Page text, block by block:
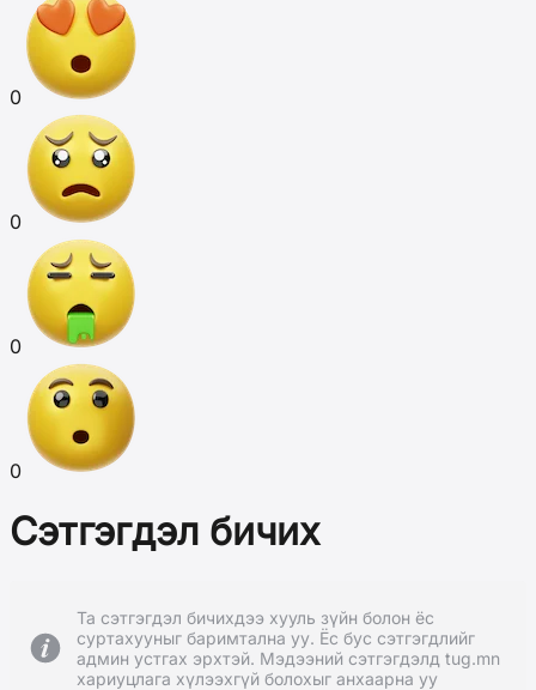
0
0
0
0
Сэтгэгдэл бичих
Та сэтгэгдэл бичихдээ хууль зүйн болон ёс
суртахууныг баримтална уу. Ёс бус сэтгэгдлийг
админ устгах эрхтэй. Мэдээний сэтгэгдэлд tug.mn
хариуцлага хүлээхгүй болохыг анхаарна уу